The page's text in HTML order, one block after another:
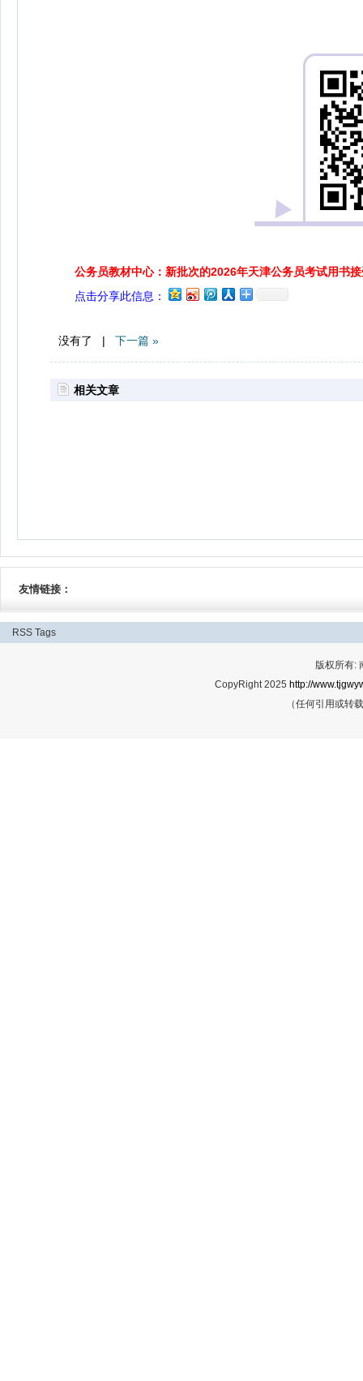
公务员教材中心：新批次的2026年天津公务员考试用书
点击分享此信息：
没有了 | 下一篇 »
相关文章
友情链接：
RSS Tags
版权所有:
CopyRight 2025 http://
（任何引用或转